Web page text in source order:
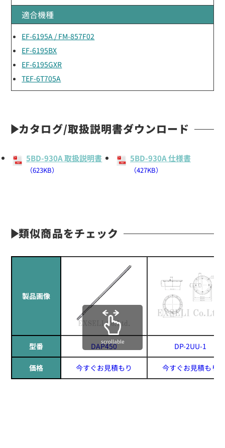
適合機種
EF-6195A / FM-857F02
EF-6195BX
EF-6195GXR
TEF-6T705A
カタログ/取扱説明書ダウンロード
5BD-930A 取扱説明書
（623KB）
5BD-930A 仕様書
（427KB）
類似商品をチェック
製品画像
型番 DAP450 DP-2UU-1
価格 今すぐお見積もり 今すぐお見積もり
scrollable